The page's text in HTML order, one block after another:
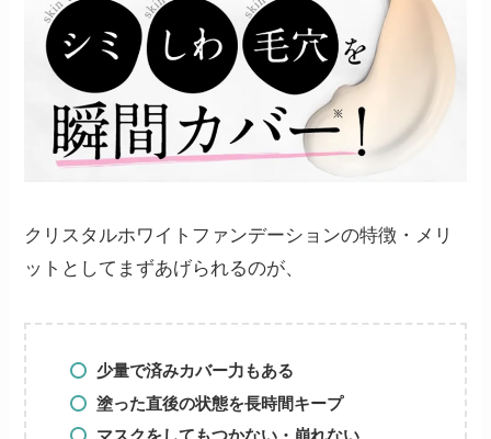
クリスタルホワイトファンデーションの特徴・メリ
ットとしてまずあげられるのが、
少量で済みカバー力もある
塗った直後の状態を長時間キープ
マスクをしてもつかない・崩れない